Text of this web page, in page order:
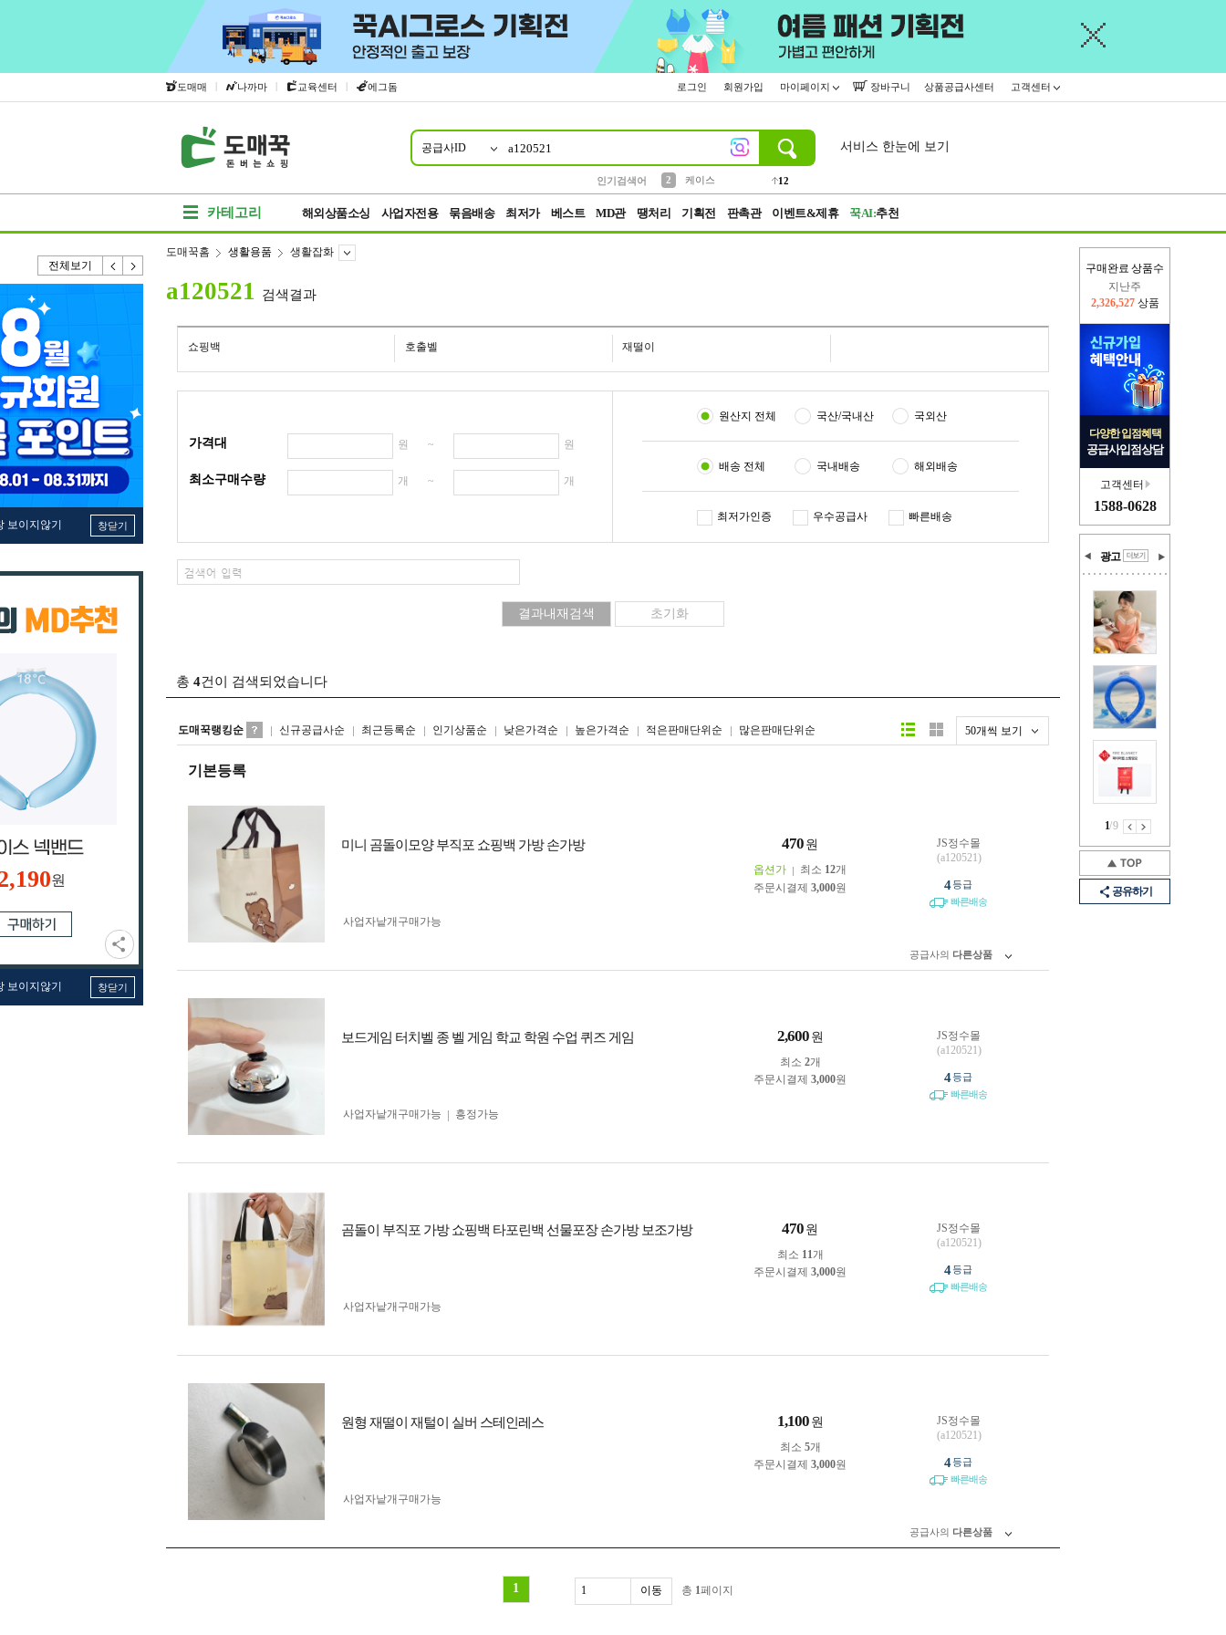
도매매 | 나까마 | 교육센터 | 에그돔 로그인 회원가입 마이페이지 장바구니 상품공급사센터 고객센터
공급사ID
인기검색어
2
케이스
12
서비스 한눈에 보기
카테고리 해외상품소싱 사업자전용 묶음배송 최저가 베스트 MD관 땡처리 기획전 판촉관 이벤트&제휴 꾹AI:추천
전체보기
보이지않기 창닫기
원
보이지않기 창닫기
구매완료 상품수
지난주
2,326,527 상품
다양한 입점혜택
공급사입점상담
고객센터
1588-0628
광고
1/9
공유하기
도매꾹홈 생활용품 생활잡화
a120521 검색결과
쇼핑백 호출벨 재떨이
가격대 원 ~ 원
최소구매수량 개 ~ 개
원산지 전체 국산/국내산 국외산
배송 전체 국내배송 해외배송
최저가인증 우수공급사 빠른배송
총 4건이 검색되었습니다
도매꾹랭킹순 신규공급사순 최근등록순 인기상품순 낮은가격순 높은가격순 적은판매단위순 많은판매단위순 50개씩 보기
리스트형갤러리형
기본등록
미니 곰돌이모양 부직포 쇼핑백 가방 손가방 470 원
옵션가 최소 12개
주문시결제 3,000원
사업자 낱개구매가능
JS정수몰
(a120521)
4등급
빠른배송
공급사의 다른상품
보드게임 터치벨 종 벨 게임 학교 학원 수업 퀴즈 게임 2,600 원
최소 2개
주문시결제 3,000원
사업자 낱개구매가능 흥정가능
JS정수몰
(a120521)
4등급
빠른배송
곰돌이 부직포 가방 쇼핑백 타포린백 선물포장 손가방 보조가방 470 원
최소 11개
주문시결제 3,000원
사업자 낱개구매가능
JS정수몰
(a120521)
4등급
빠른배송
원형 재떨이 재털이 실버 스테인레스 1,100 원
최소 5개
주문시결제 3,000원
사업자 낱개구매가능
JS정수몰
(a120521)
4등급
빠른배송
공급사의 다른상품
1 총 1페이지